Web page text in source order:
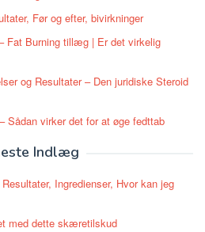
Før og efter, bivirkninger
Fat Burning tillæg | Er det virkelig
og Resultater – Den juridiske Steroid
Sådan virker det for at øge fedttab
Indlæg
Ingredienser, Hvor kan jeg
med dette skæretilskud